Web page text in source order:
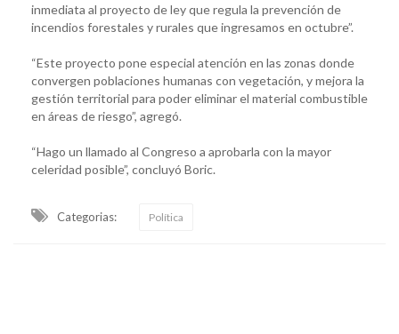
inmediata al proyecto de ley que regula la prevención de
incendios forestales y rurales que ingresamos en octubre”.
“Este proyecto pone especial atención en las zonas donde
convergen poblaciones humanas con vegetación, y mejora la
gestión territorial para poder eliminar el material combustible
en áreas de riesgo”, agregó.
“Hago un llamado al Congreso a aprobarla con la mayor
celeridad posible”, concluyó Boric.
Categorias: Política